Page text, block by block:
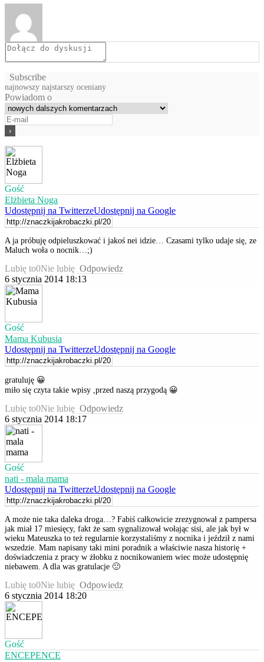
Subscribe
najnowszy najstarszy oceniany
Powiadom o
Gość
Elżbieta Noga
Udostępnij na TwitterzeUdostępnij na Google
A ja próbuję odpieluszkować i jakoś nei idzie… Czasami tylko udaje się, ze
Maluch woła o nocnik…;)
Lubię to0Nie lubię Odpowiedz
6 stycznia 2014 18:13
Gość
Mama Kubusia
Udostępnij na TwitterzeUdostępnij na Google
gratuluję 😀
miło się czyta takie wpisy ,przed naszą przygodą 😀
Lubię to0Nie lubię Odpowiedz
6 stycznia 2014 18:17
Gość
nati - mala mama
Udostępnij na TwitterzeUdostępnij na Google
A może nie taka daleka droga…? Fabiś całkowicie zrezygnował z pampersa
jak miał 17 miesięcy, fakt że sam sygnalizował wołając sisi, ale jak był w
wieku Mateuszka to też regularnie korzystaliśmy z nocnika i jeździł z nami
wszedzie. Mam napisany taki mini poradnik a właściwie nasza historię +
doświadczenia z pracy w żłobku z nocnikowaniem wiec może udostępnię
niebawem. A dla was gratulacje 🙂
Lubię to0Nie lubię Odpowiedz
6 stycznia 2014 18:20
Gość
ENCEPENCE